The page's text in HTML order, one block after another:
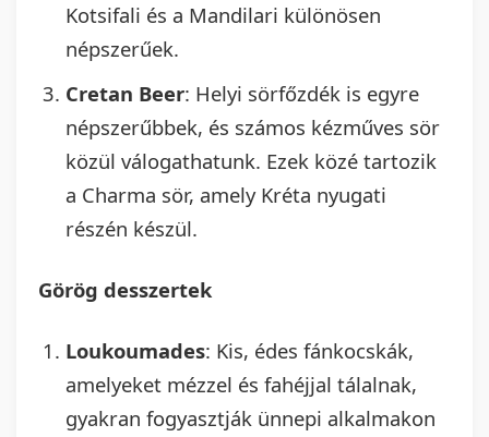
Kotsifali és a Mandilari különösen
népszerűek.
Cretan Beer: Helyi sörfőzdék is egyre
népszerűbbek, és számos kézműves sör
közül válogathatunk. Ezek közé tartozik
a Charma sör, amely Kréta nyugati
részén készül.
Görög desszertek
Loukoumades: Kis, édes fánkocskák,
amelyeket mézzel és fahéjjal tálalnak,
gyakran fogyasztják ünnepi alkalmakon